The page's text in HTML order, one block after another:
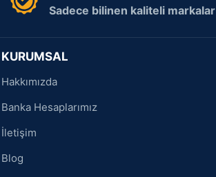
Sadece bilinen kaliteli markalar
KURUMSAL
Hakkımızda
Banka Hesaplarımız
İletişim
Blog